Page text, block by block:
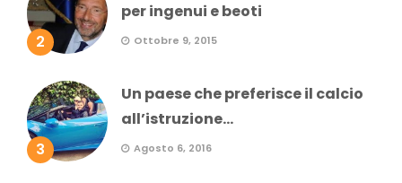
2
per ingenui e beoti
Ottobre 9, 2015
3
Un paese che preferisce il calcio
all’istruzione...
Agosto 6, 2016